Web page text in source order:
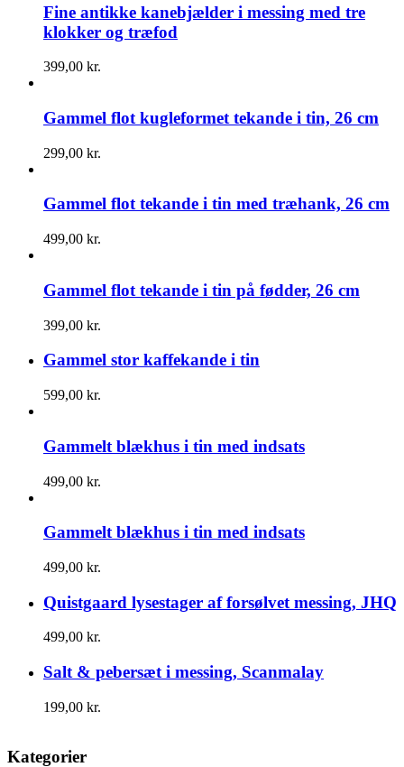
Fine antikke kanebjælder i messing med tre
klokker og træfod
399,00 kr.
Gammel flot kugleformet tekande i tin, 26 cm
299,00 kr.
Gammel flot tekande i tin med træhank, 26 cm
499,00 kr.
Gammel flot tekande i tin på fødder, 26 cm
399,00 kr.
Gammel stor kaffekande i tin
599,00 kr.
Gammelt blækhus i tin med indsats
499,00 kr.
Gammelt blækhus i tin med indsats
499,00 kr.
Quistgaard lysestager af forsølvet messing, JHQ
499,00 kr.
Salt & pebersæt i messing, Scanmalay
199,00 kr.
Kategorier